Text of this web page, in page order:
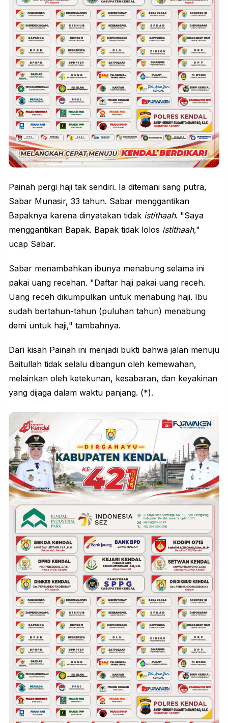
Painah pergi haji tak sendiri. Ia ditemani sang putra,
Sabar Munasir, 33 tahun. Sabar menggantikan
Bapaknya karena dinyatakan tidak istithaah. "Saya
menggantikan Bapak. Bapak tidak lolos istithaah,"
ucap Sabar.
Sabar menambahkan ibunya menabung selama ini
pakai uang recehan. "Daftar haji pakai uang receh.
Uang receh dikumpulkan untuk menabung haji. Ibu
sudah bertahun-tahun (puluhan tahun) menabung
demi untuk haji," tambahnya.
Dari kisah Painah ini menjadi bukti bahwa jalan menuju
Baitullah tidak selalu dibangun oleh kemewahan,
melainkan oleh ketekunan, kesabaran, dan keyakinan
yang dijaga dalam waktu panjang. (*).